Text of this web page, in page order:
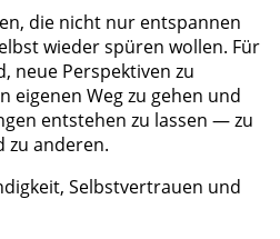
die nicht nur entspannen
wieder spüren wollen. Für
neue Perspektiven zu
eigenen Weg zu gehen und
entstehen zu lassen — zu
zu anderen.
Selbstvertrauen und